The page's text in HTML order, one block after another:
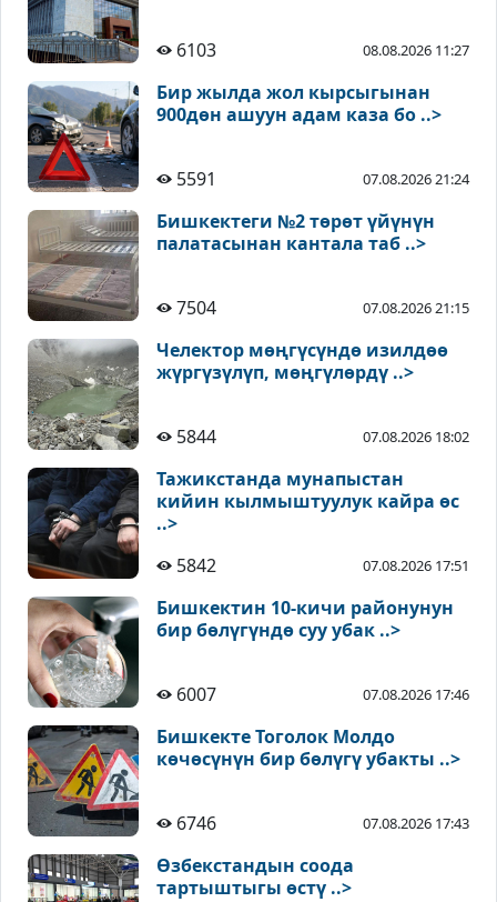
6103 08.08.2026 11:27
Бир жылда жол кырсыгынан
900дөн ашуун адам каза бо ..>
5591 07.08.2026 21:24
Бишкектеги №2 төрөт үйүнүн
палатасынан кантала таб ..>
7504 07.08.2026 21:15
Челектор мөңгүсүндө изилдөө
жүргүзүлүп, мөңгүлөрдү ..>
5844 07.08.2026 18:02
Тажикстанда мунапыстан
кийин кылмыштуулук кайра өс
..>
5842
07.08.2026 17:51
Бишкектин 10-кичи районунун
бир бөлүгүндө суу убак ..>
6007 07.08.2026 17:46
Бишкекте Тоголок Молдо
көчөсүнүн бир бөлүгү убакты ..>
6746 07.08.2026 17:43
Өзбекстандын соода
тартыштыгы өстү ..>